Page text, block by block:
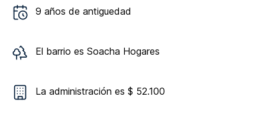
9 años de antiguedad
El barrio es Soacha Hogares
La administración es $ 52.100